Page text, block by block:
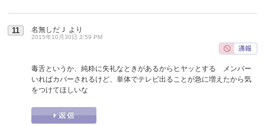
11 名無しだＪ より
2015年10月30日 3:59 PM
毒舌というか、純粋に失礼なときがあるからヒヤッとする メンバー
いればカバーされるけど、単体でテレビ出ることが急に増えたから気
をつけてほしいな